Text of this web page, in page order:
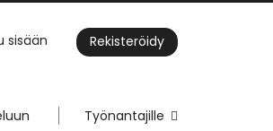
sisään Rekisteröidy
Työnantajille